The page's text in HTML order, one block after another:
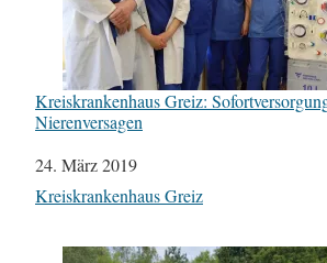
Kreiskrankenhaus Greiz:
Nierenversagen
Datum
24. März 2019
In Bezug auf
Kreiskrankenhaus Greiz